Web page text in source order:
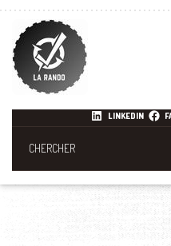
LINKEDIN